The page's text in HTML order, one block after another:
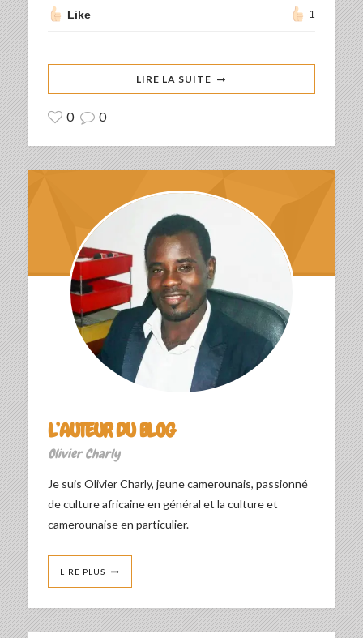
Like 1
LIRE LA SUITE
0 0
L’AUTEUR DU BLOG
Olivier Charly
Je suis Olivier Charly, jeune camerounais, passionné
de culture africaine en général et la culture et
camerounaise en particulier.
LIRE PLUS